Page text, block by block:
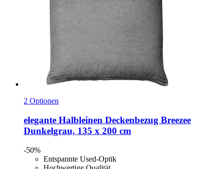
2 Optionen
elegante Halbleinen Deckenbezug Breezee
Dunkelgrau, 135 x 200 cm
-50%
Entspannte Used-Optik